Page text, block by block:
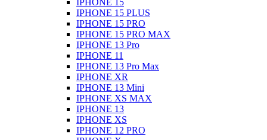
IPHONE 15
IPHONE 15 PLUS
IPHONE 15 PRO
IPHONE 15 PRO MAX
IPHONE 13 Pro
IPHONE 11
IPHONE 13 Pro Max
IPHONE XR
IPHONE 13 Mini
IPHONE XS MAX
IPHONE 13
IPHONE XS
IPHONE 12 PRO